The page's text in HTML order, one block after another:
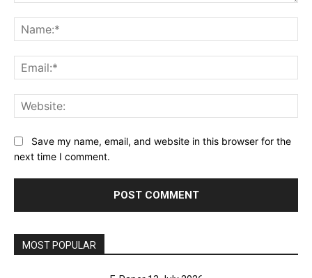
Save my name, email, and website in this browser for the
next time I comment.
MOST POPULAR